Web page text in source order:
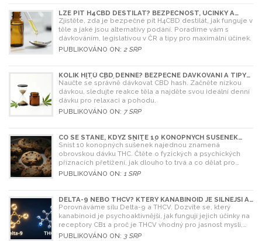
LZE PÍT H4CBD DESTILÁT? BEZPEČNOST, ÚČINKY A
LEGISLATIVA V ROCE 2026
Zjistěte, zda je bezpečné pít H4CBD destilát, jak funguje v
těle a jaké jsou alternativy podání. Poradíme vám s
dávkováním, legislativou v ČR a tipy pro maximální účinek.
PUBLIKOVÁNO ON: 2 SRP
KOLIK HITŮ CBD DENNĚ? BEZPEČNÉ DÁVKOVÁNÍ A TIPY
PRO ZAČÁTEČNÍKY
Naučte se správně dávkovat CBD hash. Začněte nízkou
dávkou, sledujte reakce těla a najděte svou ideální denní
dávku pro relaxaci a pohodu.
PUBLIKOVÁNO ON: 7 SRP
CO SE STANE, KDYŽ SNÍTE 10 KONOPNÝCH SUŠENEK
NAJEDNOU? RIZIKA A ŘEŠENÍ
Sníst 10 konopných sušenek najednou znamená
obrovskou dávku THC. Čtěte o fyzických a psychických
příznacích přetížení, jak dlouho to trvá a co dělat pro
úlevu.
PUBLIKOVÁNO ON: 1 SRP
DELTA-9 NEBO THCV? KTERÝ KANABINOID JE SILNĚJŠÍ A
CO SI VYBRAT
Porovnáváme sílu Delta-9 a THCV. Dozvíte se, který
kanabinoid je psychoaktivnější, jak fungují jejich účinky na
receptory CB1 a proč je THCV vhodný pro jasnost mysli,
zatímco Delta-9 pro relaxaci.
PUBLIKOVÁNO ON: 3 SRP